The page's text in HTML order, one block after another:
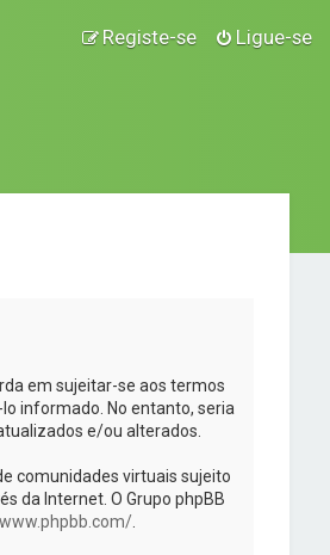
Ligue-se
Registe-se
em sujeitar-se aos termos
informado. No entanto, seria
e/ou alterados.
comunidades virtuais sujeito
da Internet. O Grupo phpBB
.